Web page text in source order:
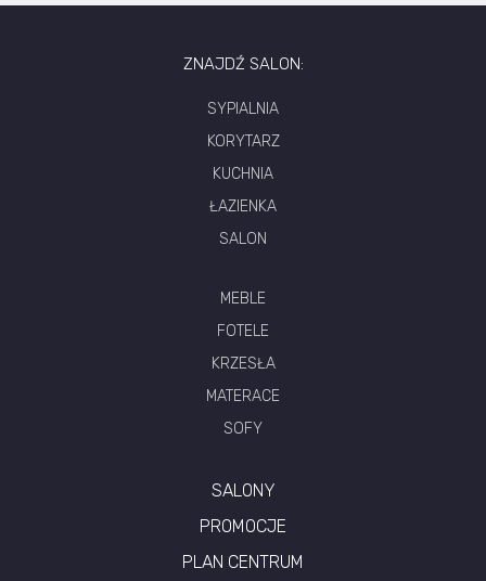
ZNAJDŹ SALON:
SYPIALNIA
KORYTARZ
KUCHNIA
ŁAZIENKA
SALON
MEBLE
FOTELE
KRZESŁA
MATERACE
SOFY
SALONY
PROMOCJE
PLAN CENTRUM